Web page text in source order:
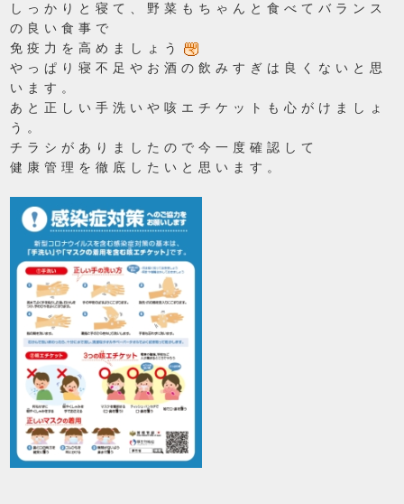
しっかりと寝て、野菜もちゃんと食べてバランス
の良い食事で
免疫力を高めましょう
やっぱり寝不足やお酒の飲みすぎは良くないと思
います。
あと正しい手洗いや咳エチケットも心がけましょ
う。
チラシがありましたので今一度確認して
健康管理を徹底したいと思います。